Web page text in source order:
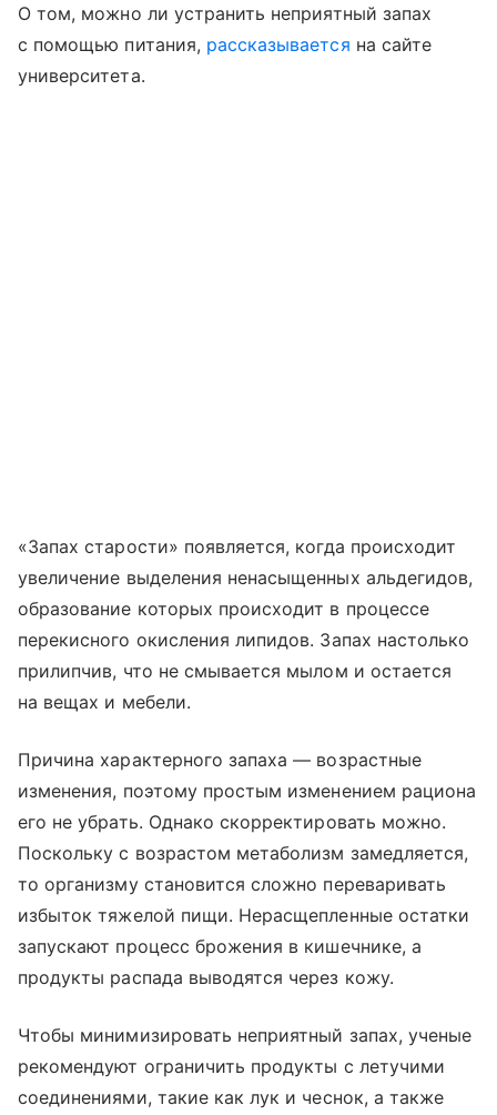
О том, можно ли устранить неприятный запах
с помощью питания, рассказывается на сайте
университета.
«Запах старости» появляется, когда происходит
увеличение выделения ненасыщенных альдегидов,
образование которых происходит в процессе
перекисного окисления липидов. Запах настолько
прилипчив, что не смывается мылом и остается
на вещах и мебели.
Причина характерного запаха — возрастные
изменения, поэтому простым изменением рациона
его не убрать. Однако скорректировать можно.
Поскольку с возрастом метаболизм замедляется,
то организму становится сложно переваривать
избыток тяжелой пищи. Нерасщепленные остатки
запускают процесс брожения в кишечнике, а
продукты распада выводятся через кожу.
Чтобы минимизировать неприятный запах, ученые
рекомендуют ограничить продукты с летучими
соединениями, такие как лук и чеснок, а также